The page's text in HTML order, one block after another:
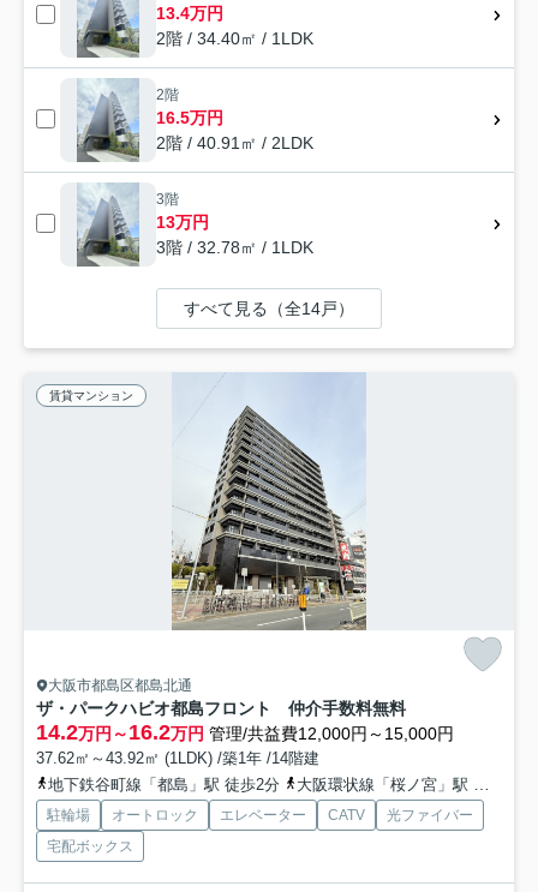
13.4万円
2階 / 34.40㎡ / 1LDK
2階
16.5万円
2階 / 40.91㎡ / 2LDK
3階
13万円
3階 / 32.78㎡ / 1LDK
すべて見る（全14戸）
賃貸マンション
大阪市都島区都島北通
ザ・パークハビオ都島フロント 仲介手数料無料
14.2万円～16.2万円 管理/共益費12,000円～15,000円
37.62㎡～43.92㎡ (1LDK) /築1年 /14階建
地下鉄谷町線「都島」駅 徒歩2分
大阪環状線「桜ノ宮」駅 徒歩13分
駐輪場 オートロック エレベーター CATV
光ファイバー
宅配ボックス